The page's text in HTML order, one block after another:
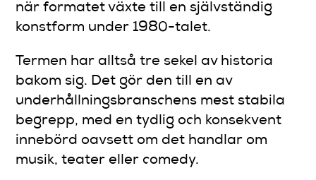
när formatet växte till en självständig
konstform under 1980-talet.
Termen har alltså tre sekel av historia
bakom sig. Det gör den till en av
underhållningsbranschens mest stabila
begrepp, med en tydlig och konsekvent
innebörd oavsett om det handlar om
musik, teater eller comedy.